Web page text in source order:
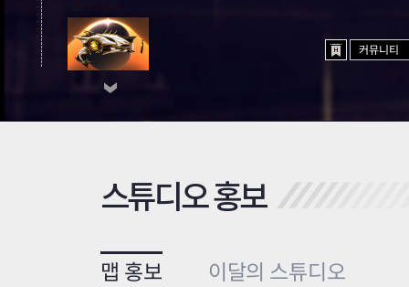
커뮤니티
스튜디오 홍보
맵 홍보 이달의 스튜디오